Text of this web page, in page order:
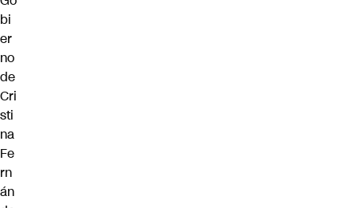
bi
er
no
de
Cri
sti
na
Fe
rn
án